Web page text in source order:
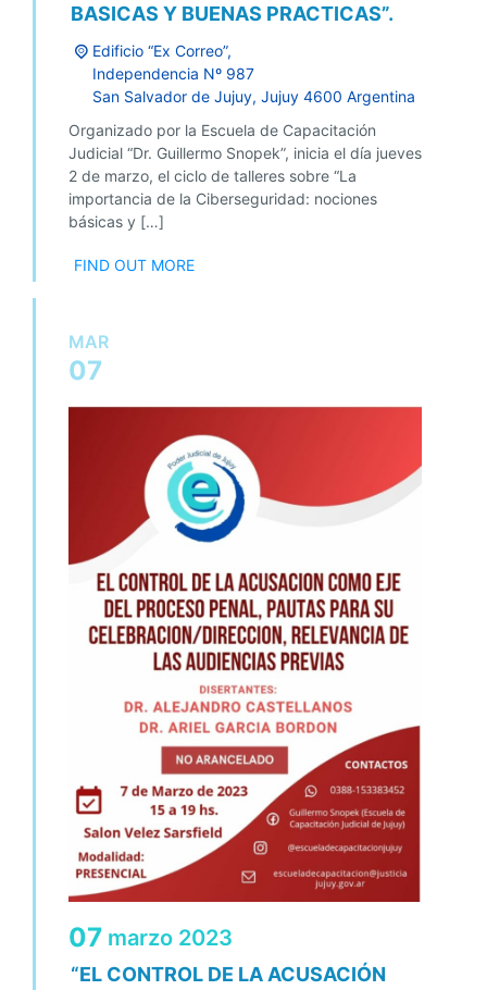
BASICAS Y BUENAS PRACTICAS”.
Edificio “Ex Correo”,
Independencia Nº 987
San Salvador de Jujuy, Jujuy 4600 Argentina
Organizado por la Escuela de Capacitación
Judicial “Dr. Guillermo Snopek”, inicia el día jueves
2 de marzo, el ciclo de talleres sobre “La
importancia de la Ciberseguridad: nociones
básicas y […]
FIND OUT MORE
MAR
07
07 marzo 2023
“EL CONTROL DE LA ACUSACIÓN